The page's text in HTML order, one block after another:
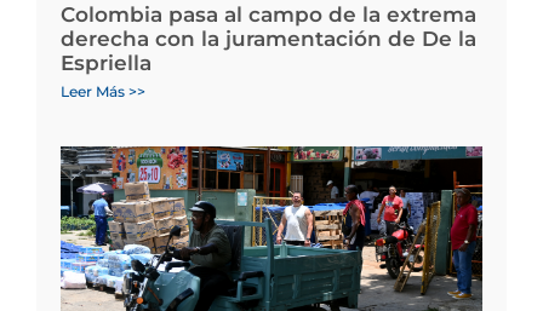
Colombia pasa al campo de la extrema
derecha con la juramentación de De la
Espriella
Leer Más >>